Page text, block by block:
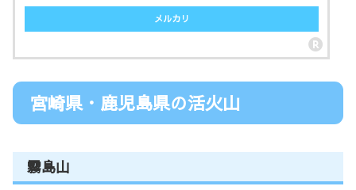
メルカリ
宮崎県・鹿児島県の活火山
霧島山